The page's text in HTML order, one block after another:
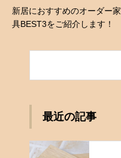
新居におすすめのオーダー家
具BEST3をご紹介します！
最近の記事